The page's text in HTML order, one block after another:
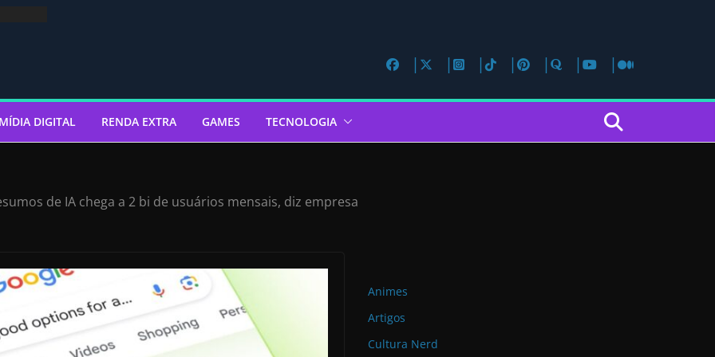
MÍDIA DIGITAL RENDA EXTRA GAMES TECNOLOGIA
de IA chega a 2 bi de usuários mensais, diz empresa
Animes
Artigos
Cultura Nerd